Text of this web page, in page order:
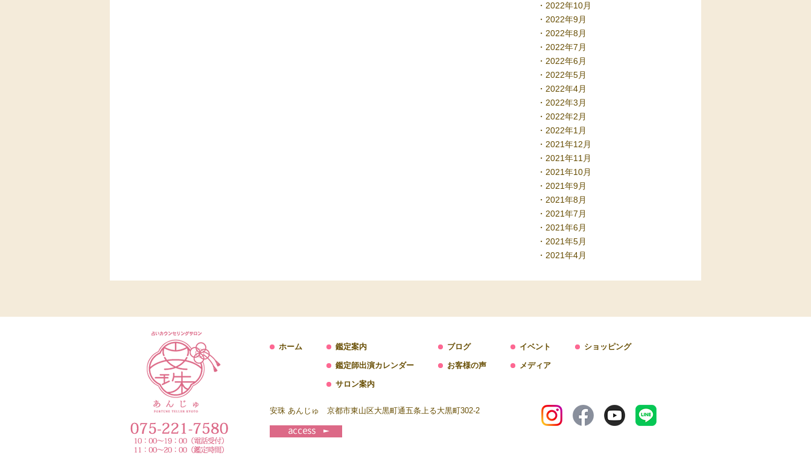
2022年10月
2022年9月
2022年8月
2022年7月
2022年6月
2022年5月
2022年4月
2022年3月
2022年2月
2022年1月
2021年12月
2021年11月
2021年10月
2021年9月
2021年8月
2021年7月
2021年6月
2021年5月
2021年4月
ホーム 鑑定案内
鑑定師出演カレンダー
サロン案内
ブログ
お客様の声
イベント
メディア
ショッピング
安珠 あんじゅ 京都市東山区大黒町通五条上る大黒町302-2